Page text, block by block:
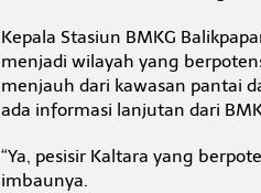
t
G
e
o
b
a
Kepala Stasiun BMKG
menjadi wilayah yang
menjauh dari kawasan pantai
ada informasi lanjutan dari
“Ya, pesisir Kaltara yang
imbaunya.